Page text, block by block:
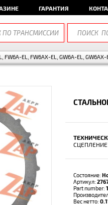
ГАРАНТИЯ
FW6A-EL, FW6AX-EL, GW6A-EL, GW6AX-
СЦЕПЛЕНИЕ
Состояние:
Артикул:
Part number:
Вес нетто: